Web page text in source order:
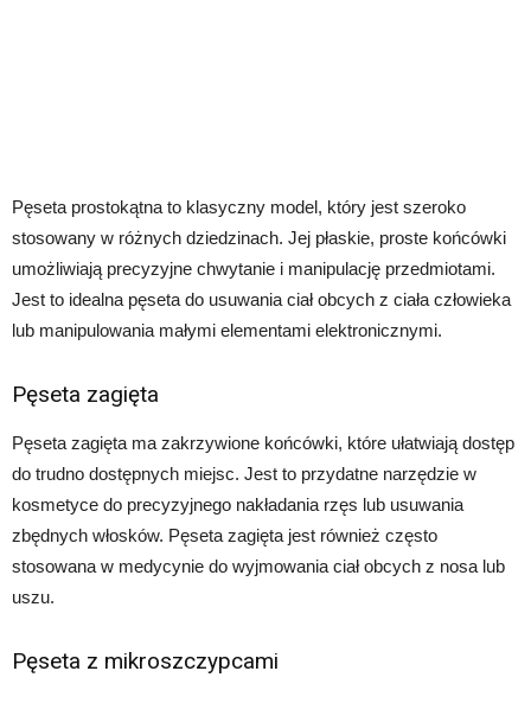
Pęseta prostokątna to klasyczny model, który jest szeroko
stosowany w różnych dziedzinach. Jej płaskie, proste końcówki
umożliwiają precyzyjne chwytanie i manipulację przedmiotami.
Jest to idealna pęseta do usuwania ciał obcych z ciała człowieka
lub manipulowania małymi elementami elektronicznymi.
Pęseta zagięta
Pęseta zagięta ma zakrzywione końcówki, które ułatwiają dostęp
do trudno dostępnych miejsc. Jest to przydatne narzędzie w
kosmetyce do precyzyjnego nakładania rzęs lub usuwania
zbędnych włosków. Pęseta zagięta jest również często
stosowana w medycynie do wyjmowania ciał obcych z nosa lub
uszu.
Pęseta z mikroszczypcami